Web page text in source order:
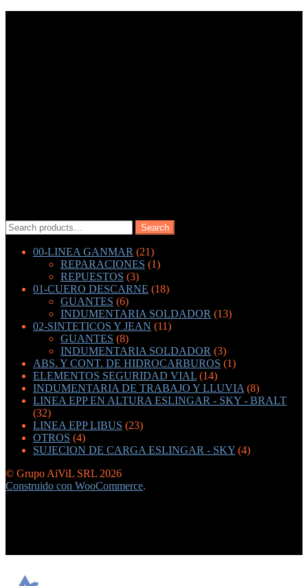
Search
for:
Search
00-LINEA GANMAR (21)
REPARACIONES (1)
REPUESTOS (3)
01-CUERO DESCARNE (18)
GUANTES (6)
INDUMENTARIA SOLDADOR (13)
02-SINTETICOS Y JEAN (11)
GUANTES (8)
INDUMENTARIA SOLDADOR (3)
ABS. Y CONT. DE HIDROCARBUROS (1)
ELEMENTOS SEGURIDAD VIAL (14)
INDUMENTARIA DE TRABAJO Y LLUVIA (8)
LINEA EPP EN ALTURA ESLINGAR - SKY - BRALT
(32)
LINEA EPP LIBUS (23)
OTROS (4)
SUJECION DE CARGA ESLINGAR - SKY (4)
© Grupo AiViL SRL 2026
Construido con WooCommerce.